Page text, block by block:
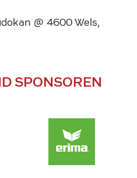
@ 4600 Wels,
SPONSOREN